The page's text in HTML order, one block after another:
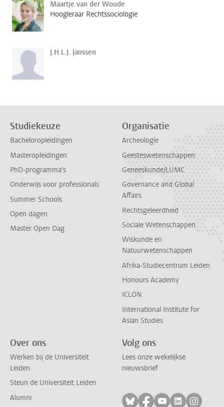
Maartje van der Woude
Hoogleraar Rechtssociologie
J.H.L.J. Janssen
Studiekeuze
Bacheloropleidingen
Masteropleidingen
PhD-programma's
Onderwijs voor professionals
Summer Schools
Open dagen
Master Open Dag
Organisatie
Archeologie
Geesteswetenschappen
Geneeskunde/LUMC
Governance and Global
Affairs
Rechtsgeleerdheid
Sociale Wetenschappen
Wiskunde en
Natuurwetenschappen
Afrika-Studiecentrum Leiden
Honours Academy
ICLON
International Institute for
Asian Studies
Over ons
Werken bij de Universiteit
Leiden
Steun de Universiteit Leiden
Alumni
Volg ons
Lees onze wekelijkse
nieuwsbrief
Volg ons op bluesky
Volg ons op
Volg ons op
Volg ons
Volg